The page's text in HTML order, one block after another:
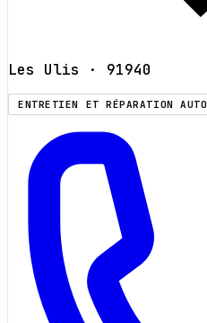
Les Ulis · 91940
ENTRETIEN ET RÉPARATION AUTO